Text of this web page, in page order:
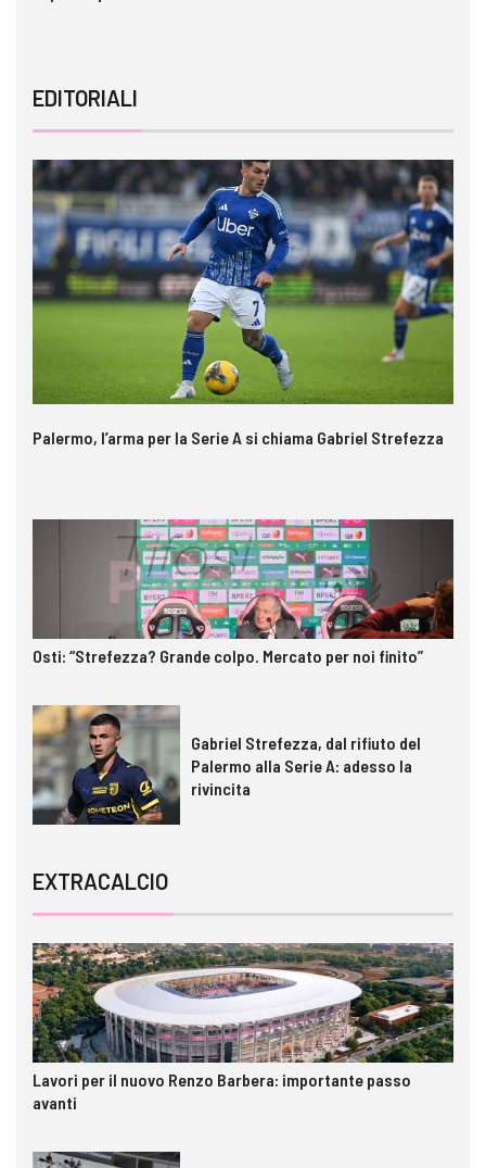
EDITORIALI
Palermo, l’arma per la Serie A si chiama Gabriel Strefezza
Osti: “Strefezza? Grande colpo. Mercato per noi finito”
Gabriel Strefezza, dal rifiuto del
Palermo alla Serie A: adesso la
rivincita
EXTRACALCIO
Lavori per il nuovo Renzo Barbera: importante passo
avanti